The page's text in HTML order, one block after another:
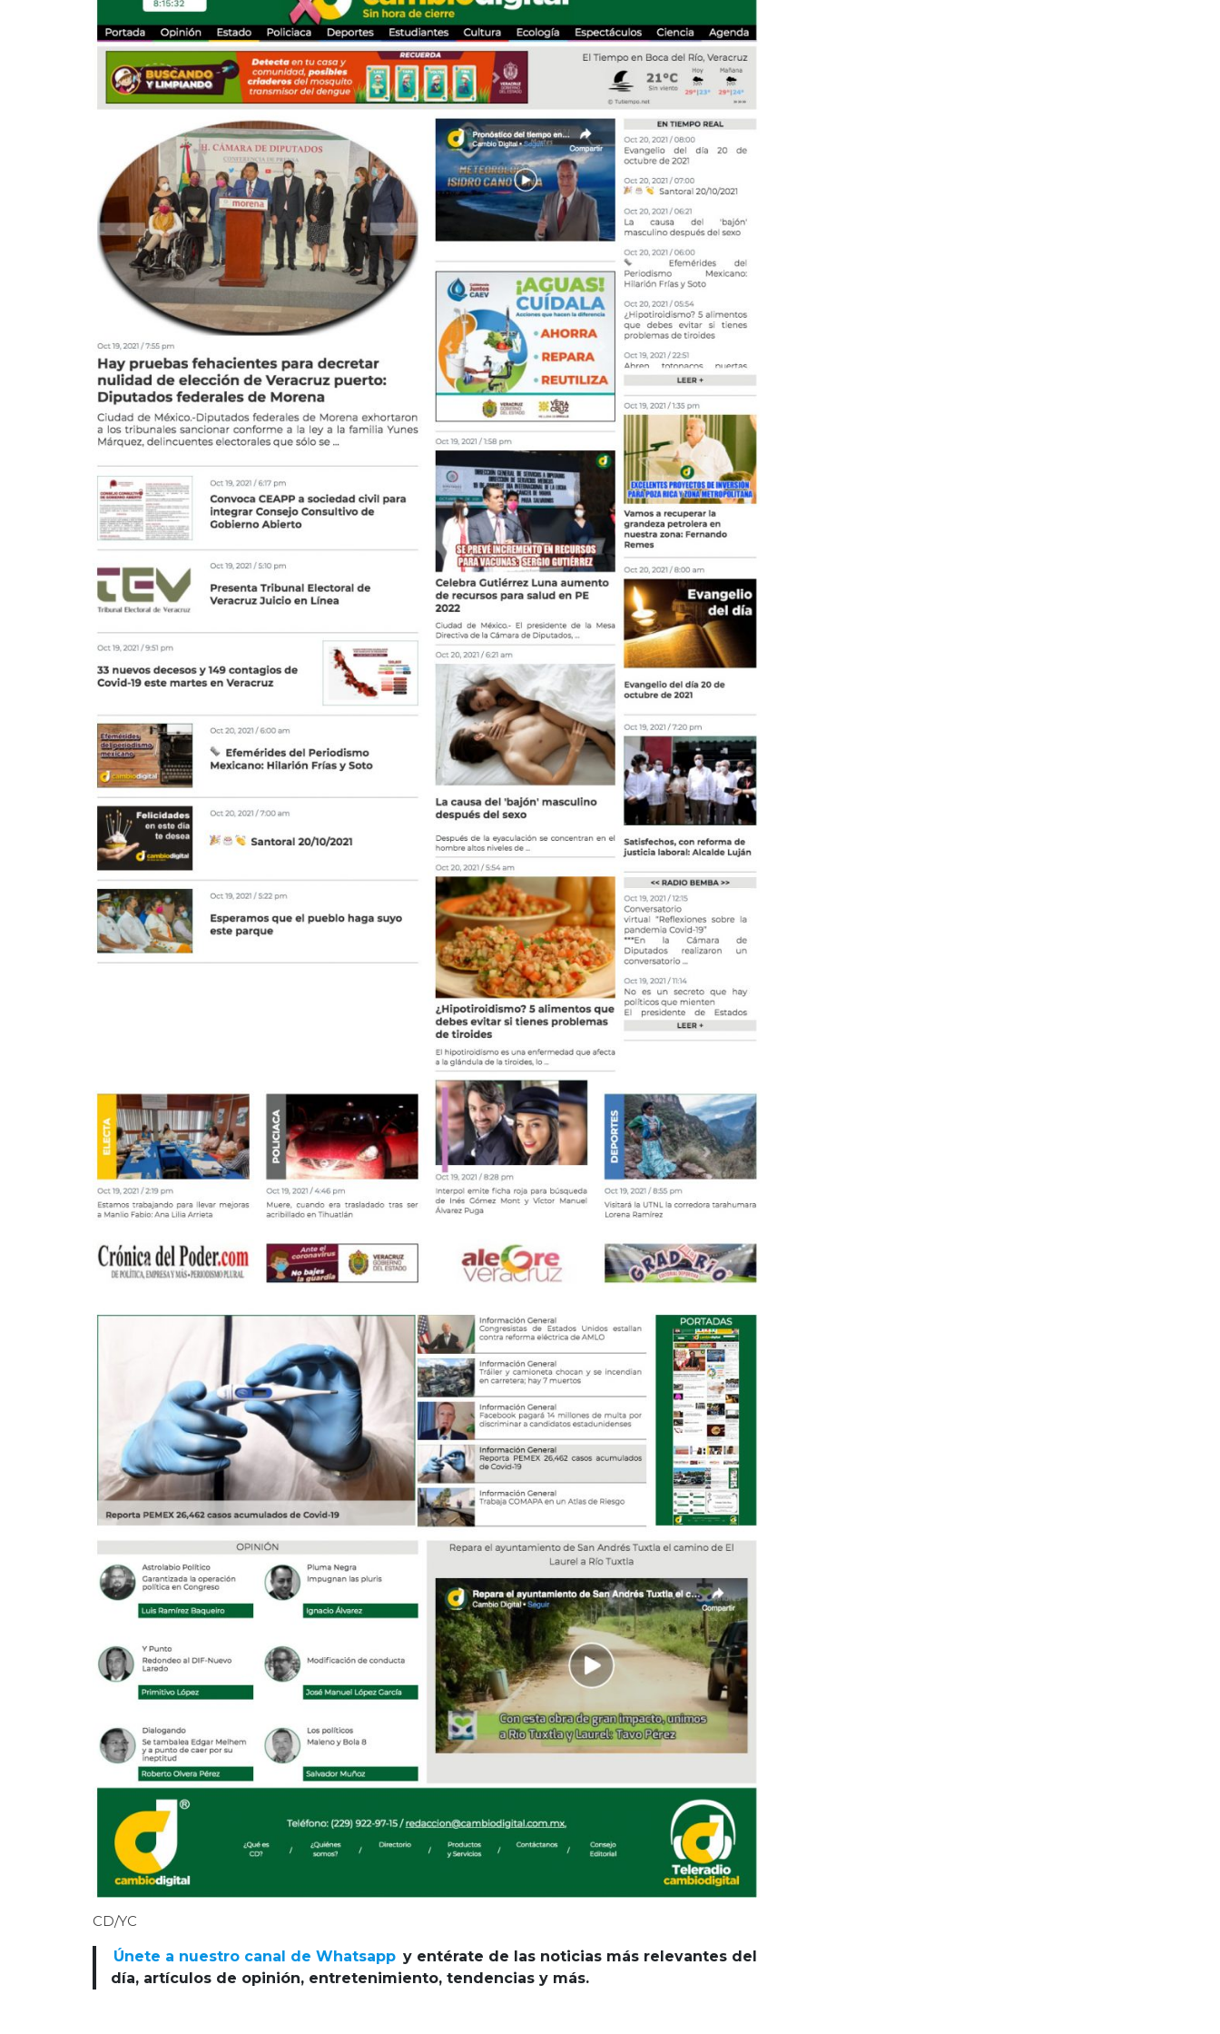
CD/YC
Únete a nuestro canal de Whatsapp y entérate de las noticias más relevantes del
día, artículos de opinión, entretenimiento, tendencias y más.